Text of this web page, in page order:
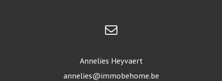
Annelies Heyvaert
annelies@immobehome.be